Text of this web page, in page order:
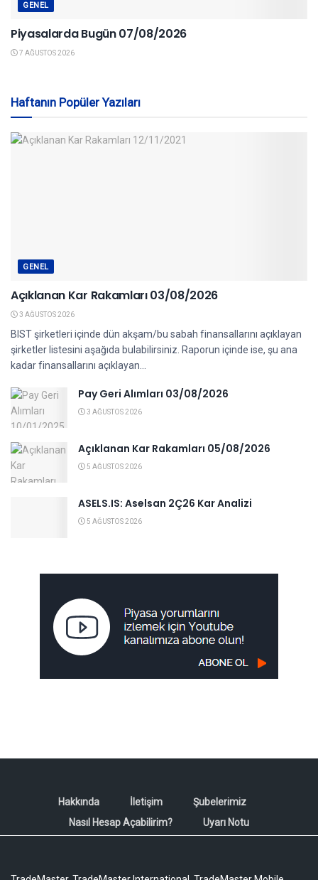
GENEL
Piyasalarda Bugün 07/08/2026
7 AĞUSTOS 2026
Haftanın Popüler Yazıları
GENEL
Açıklanan Kar Rakamları 03/08/2026
3 AĞUSTOS 2026
BIST şirketleri içinde dün akşam/bu sabah finansallarını açıklayan
şirketler listesini aşağıda bulabilirsiniz. Raporun içinde ise, şu ana
kadar finansallarını açıklayan...
Pay Geri Alımları 03/08/2026
3 AĞUSTOS 2026
Açıklanan Kar Rakamları 05/08/2026
5 AĞUSTOS 2026
ASELS.IS: Aselsan 2Ç26 Kar Analizi
5 AĞUSTOS 2026
Hakkında İletişim
Şubelerimiz
Nasıl Hesap Açabilirim?
Uyarı Notu